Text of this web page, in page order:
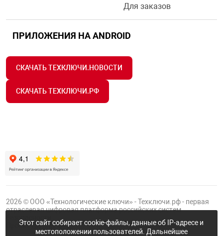
Для заказов
ПРИЛОЖЕНИЯ НА ANDROID
СКАЧАТЬ ТЕХКЛЮЧИ.НОВОСТИ
СКАЧАТЬ ТЕХКЛЮЧИ.РФ
2026 © ООО «Технологические ключи» - Техключи.рф - первая
отраслевая цифровая платформа российских систем
ПроектГруппы ФТК
Этот сайт собирает cookie-файлы, данные об IP-адресе и
местоположении пользователей. Дальнейшее